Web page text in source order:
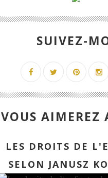
SUIVEZ-
VOUS AIMEREZ
LES DROITS DE
SELON JANUSZ